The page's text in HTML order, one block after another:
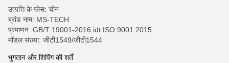
उत्पत्ति के प्लेस: चीन
ब्रांड नाम: MS-TECH
प्रमाणन: GB/T 19001-2016 idt ISO 9001:2015
मॉडल संख्या: जीटी1549/जीटी1544
भुगतान और शिपिंग की शर्तें